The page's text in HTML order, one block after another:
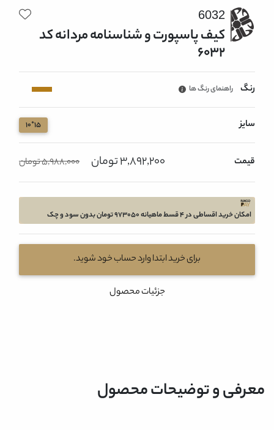
6032
کیف پاسپورت و شناسنامه مردانه کد
6032
رنگ راهنمای رنگ ها
سایز
قیمت 3,892,200 تومان 5,988,000 تومان
امکان خرید اقساطی در 4 قسط ماهیانه 973050 تومان بدون سود و چک
برای خرید ابتدا وارد حساب خود شوید.
جزئیات محصول
معرفی و توضیحات محصول